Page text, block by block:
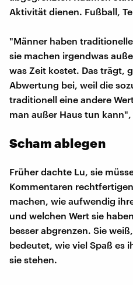
Aktivität dienen. Fußball,
"Männer haben
sie machen irgendwas
was Zeit kostet. Das trägt,
Abwertung bei, weil die
traditionell eine andere
man außer Haus tun kann",
Scham ablegen
Früher dachte Lu, sie
Kommentaren
machen, wie aufwendig
und welchen Wert sie
besser abgrenzen. Sie
bedeutet, wie viel Spaß es
sie stehen.